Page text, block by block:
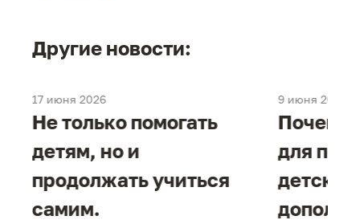
Другие новости:
17 июня 2026
Не только помогать
детям, но и
продолжать учиться
самим.
9 июня 2026
Почему
для